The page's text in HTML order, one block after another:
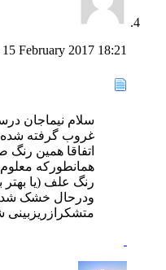
15 February 2017 18:21
سلام نیماجان
غروب گرفته
اتفاقا همین
همانطورکه
رنگ علف (یا بهتر
ودرحال خشک
متشکرازریزبینی